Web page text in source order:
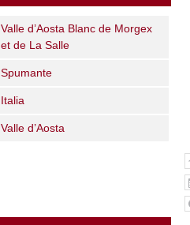
Valle d’Aosta Blanc de Morgex
et de La Salle
Spumante
Italia
Valle d’Aosta